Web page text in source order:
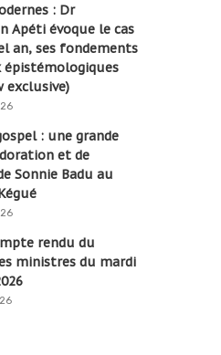
: Dr
Apéti évoque le cas
an, ses fondements
épistémologiques
exclusive)
: une grande
et de
Sonnie Badu au
rendu du
ministres du mardi